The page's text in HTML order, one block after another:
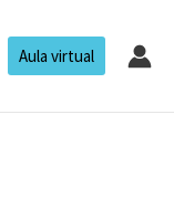
Aula virtual